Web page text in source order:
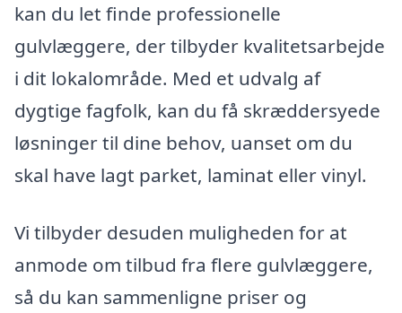
kan du let finde professionelle
gulvlæggere, der tilbyder kvalitetsarbejde
i dit lokalområde. Med et udvalg af
dygtige fagfolk, kan du få skræddersyede
løsninger til dine behov, uanset om du
skal have lagt parket, laminat eller vinyl.
Vi tilbyder desuden muligheden for at
anmode om tilbud fra flere gulvlæggere,
så du kan sammenligne priser og